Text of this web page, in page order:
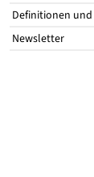
Definitionen
Newsletter